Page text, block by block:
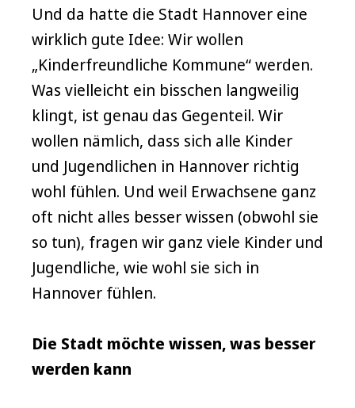
Und da hatte die Stadt Hannover eine
wirklich gute Idee: Wir wollen
„Kinderfreundliche Kommune“ werden.
Was vielleicht ein bisschen langweilig
klingt, ist genau das Gegenteil. Wir
wollen nämlich, dass sich alle Kinder
und Jugendlichen in Hannover richtig
wohl fühlen. Und weil Erwachsene ganz
oft nicht alles besser wissen (obwohl sie
so tun), fragen wir ganz viele Kinder und
Jugendliche, wie wohl sie sich in
Hannover fühlen.
Die Stadt möchte wissen, was besser
werden kann